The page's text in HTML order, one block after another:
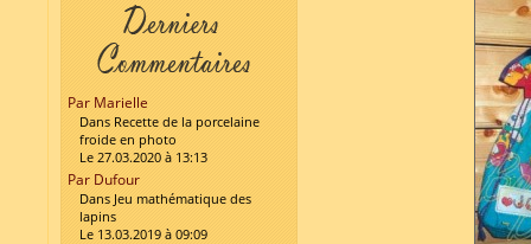
Par Marielle
Dans Recette de la porcelaine
froide en photo
Le 27.03.2020 à 13:13
Par Dufour
Dans Jeu mathématique des
lapins
Le 13.03.2019 à 09:09